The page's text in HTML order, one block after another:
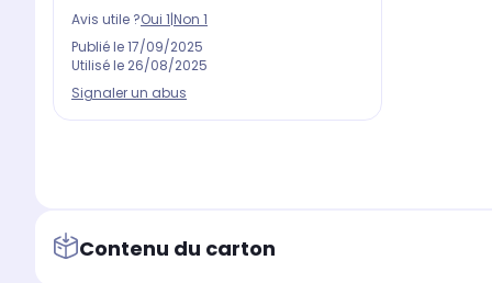
Avis utile ?Oui 1|Non 1
Publié le17/09/2025
Utilisé le 26/08/2025
Signaler un abus
Contenu du carton